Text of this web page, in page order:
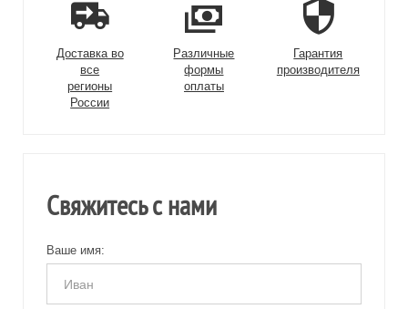
Доставка во
все
регионы
России
Различные
формы
оплаты
Гарантия
производителя
Свяжитесь с нами
Ваше имя: